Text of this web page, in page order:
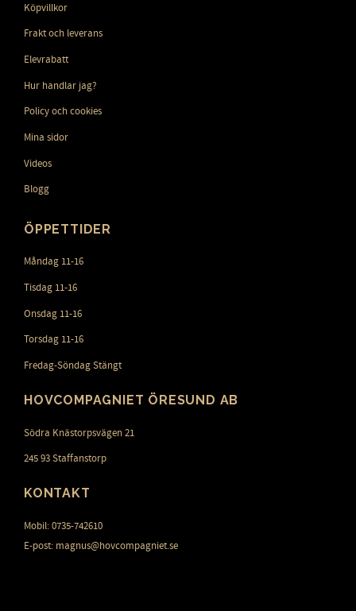
Köpvillkor
Frakt och leverans
Elevrabatt
Hur handlar jag?
Policy och cookies
Mina sidor
Videos
Blogg
ÖPPETTIDER
Måndag 11-16
Tisdag 11-16
Onsdag 11-16
Torsdag 11-16
Fredag-Söndag Stängt
HOVCOMPAGNIET ÖRESUND AB
Södra Knästorpsvägen 21
245 93 Staffanstorp
KONTAKT
Mobil: 0735-742610
E-post: magnus@hovcompagniet.se